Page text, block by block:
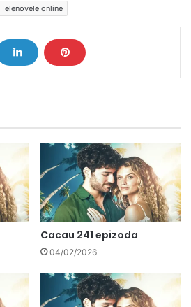
Telenovele online
Cacau 241 epizoda
04/02/2026